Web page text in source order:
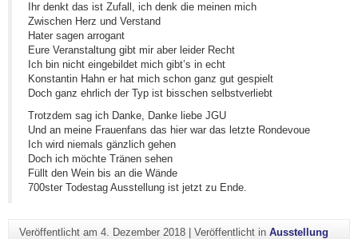
Ihr denkt das ist Zufall, ich denk die meinen mich
Zwischen Herz und Verstand
Hater sagen arrogant
Eure Veranstaltung gibt mir aber leider Recht
Ich bin nicht eingebildet mich gibt’s in echt
Konstantin Hahn er hat mich schon ganz gut gespielt
Doch ganz ehrlich der Typ ist bisschen selbstverliebt
Trotzdem sag ich Danke, Danke liebe JGU
Und an meine Frauenfans das hier war das letzte Rondevoue
Ich wird niemals gänzlich gehen
Doch ich möchte Tränen sehen
Füllt den Wein bis an die Wände
700ster Todestag Ausstellung ist jetzt zu Ende.
Veröffentlicht am 4. Dezember 2018| Veröffentlicht in Ausstellung